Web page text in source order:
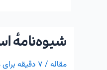
شیوه‌نامهٔ
مقاله/۷ دقیقه برای مطالعه
شیوه‌نامهٔ
از